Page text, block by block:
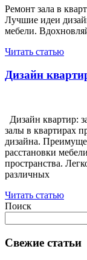
Ремонт зала в
Лучшие идеи
мебели.
Читать статью
Дизайн
Дизайн квартир:
залы в квартирах
дизайна.
расстановки
пространства.
различных
Читать статью
Поиск
Свежие статьи